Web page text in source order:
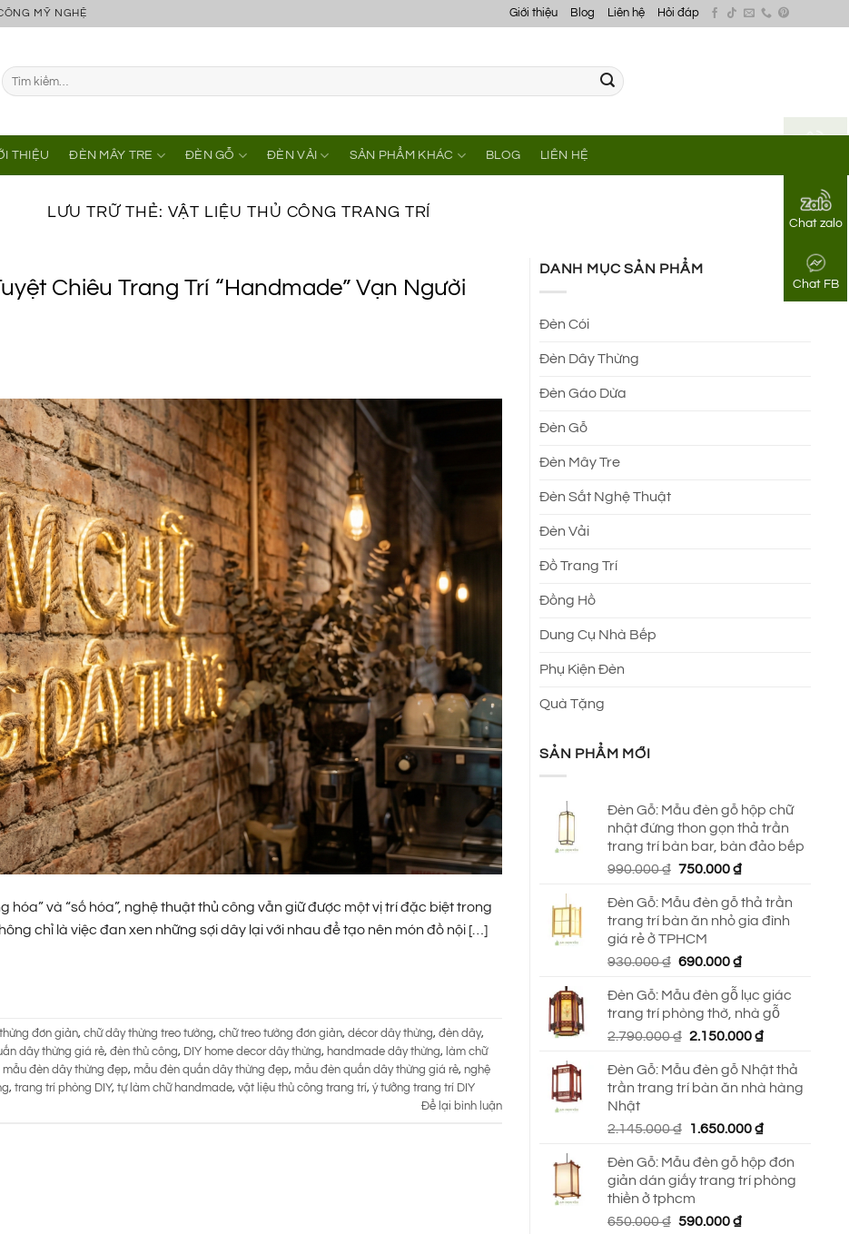
Chat zalo
Chat FB
MỸ NGHỆ Giới thiệu Blog Liên hệ Hỏi đáp
Tìm
kiếm:
THIỆU ĐÈN MÂY TRE ĐÈN GỖ ĐÈN VẢI SẢN PHẨM KHÁC BLOG LIÊN HỆ
LƯU TRỮ THẺ: VẬT LIỆU THỦ CÔNG TRANG TRÍ
Chiêu Trang Trí “Handmade” Vạn Người
hóa” và “số hóa”, nghệ thuật thủ công vẫn giữ được một vị trí đặc biệt trong
chỉ là việc đan xen những sợi dây lại với nhau để tạo nên món đồ nội […]
đơn giản, chữ dây thừng treo tường, chữ treo tường đơn giản, décor dây thừng, đèn dây,
dây thừng giá rẻ, đèn thủ công, DIY home decor dây thừng, handmade dây thừng, làm chữ
mẫu đèn dây thừng đẹp, mẫu đèn quấn dây thừng đẹp, mẫu đèn quấn dây thừng giá rẻ, nghệ
, trang trí phòng DIY, tự làm chữ handmade, vật liệu thủ công trang trí, ý tưởng trang trí DIY
Để lại bình luận
DANH MỤC SẢN PHẨM
Đèn Cói
Đèn Dây Thừng
Đèn Gáo Dừa
Đèn Gỗ
Đèn Mây Tre
Đèn Sắt Nghệ Thuật
Đèn Vải
Đồ Trang Trí
Đồng Hồ
Dung Cụ Nhà Bếp
Phụ Kiện Đèn
Quà Tặng
SẢN PHẨM MỚI
Đèn Gỗ: Mẫu đèn gỗ hộp chữ
nhật đứng thon gọn thả trần
trang trí bàn bar, bàn đảo bếp
990.000₫ Giá
là:
990.000 ₫.
750.000₫Giá
tại
là:
Đèn Gỗ: Mẫu đèn gỗ thả trần
trang trí bàn ăn nhỏ gia đình
giá rẻ ở TPHCM
930.000₫ Giá
là:
930.000 ₫.
690.000₫Giá
tại
là:
690.000 ₫.
Đèn Gỗ: Mẫu đèn gỗ lục giác
trang trí phòng thờ, nhà gỗ
2.790.000₫ Giá
là:
2.790.000 ₫.
2.150.000₫Giá
tại
là:
Đèn Gỗ: Mẫu đèn gỗ Nhật thả
trần trang trí bàn ăn nhà hàng
Nhật
2.145.000₫
Giá
là:
2.145.000 ₫.
1.650.000₫Giá
tại
là:
Đèn Gỗ: Mẫu đèn gỗ hộp đơn
giản dán giấy trang trí phòng
thiền ở tphcm
650.000₫ Giá
590.000₫Giá